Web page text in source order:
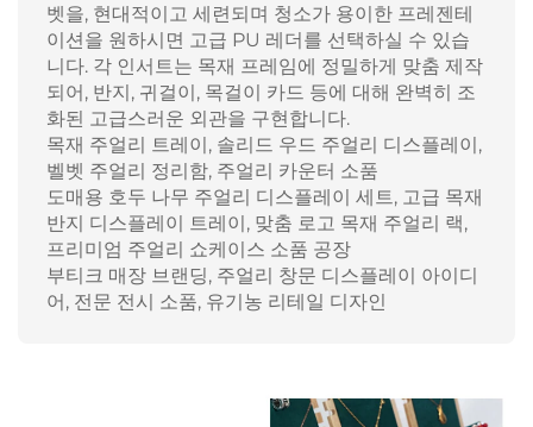
벳을, 현대적이고 세련되며 청소가 용이한 프레젠테
이션을 원하시면 고급 PU 레더를 선택하실 수 있습
니다. 각 인서트는 목재 프레임에 정밀하게 맞춤 제작
되어, 반지, 귀걸이, 목걸이 카드 등에 대해 완벽히 조
화된 고급스러운 외관을 구현합니다.
목재 주얼리 트레이, 솔리드 우드 주얼리 디스플레이,
벨벳 주얼리 정리함, 주얼리 카운터 소품
도매용 호두 나무 주얼리 디스플레이 세트, 고급 목재
반지 디스플레이 트레이, 맞춤 로고 목재 주얼리 랙,
프리미엄 주얼리 쇼케이스 소품 공장
부티크 매장 브랜딩, 주얼리 창문 디스플레이 아이디
어, 전문 전시 소품, 유기농 리테일 디자인